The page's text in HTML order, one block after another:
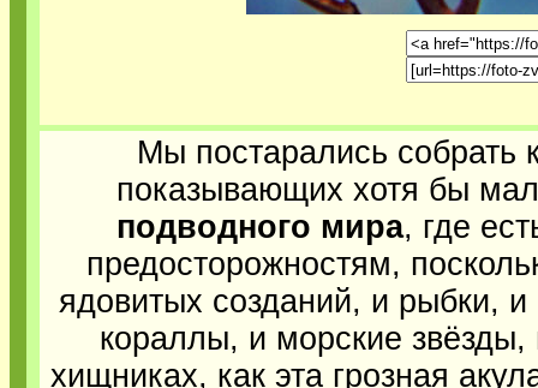
Мы постарались
показывающих хотя бы
подводного мира, где
предосторожностям,
ядовитых созданий, и рыбки,
кораллы, и морские
хищниках, как эта грозная